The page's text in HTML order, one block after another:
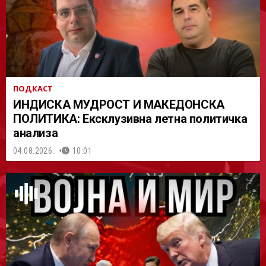
ПОДКАСТ
ИНДИСКА МУДРОСТ И МАКЕДОНСКА
ПОЛИТИКА: Ексклузивна летна политичка
анализа
04.08.2026. 10:01